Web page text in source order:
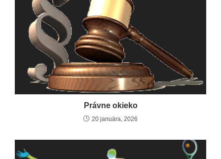
Právne okieko
20 januára, 2026